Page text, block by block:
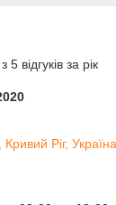
відгуків за рік
Ріг, Україна